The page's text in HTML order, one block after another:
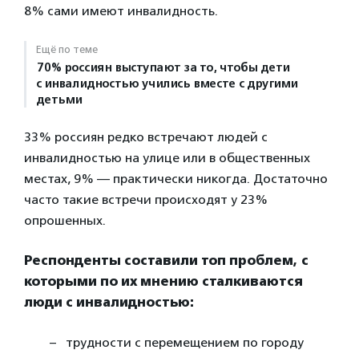
8% сами имеют инвалидность.
Ещё по теме
70% россиян выступают за то, чтобы дети
с инвалидностью учились вместе с другими
детьми
33% россиян редко встречают людей с
инвалидностью на улице или в общественных
местах, 9% — практически никогда. Достаточно
часто такие встречи происходят у 23%
опрошенных.
Респонденты составили топ проблем, с
которыми по их мнению сталкиваются
люди с инвалидностью:
трудности с перемещением по городу